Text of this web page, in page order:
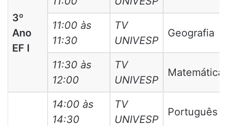
3º
Ano
EF I
11:00 às
11:30
TV
UNIVESP
Geografia
11:30 às
12:00
TV
UNIVESP
Matemática
14:00 às
14:30
TV
UNIVESP
Português